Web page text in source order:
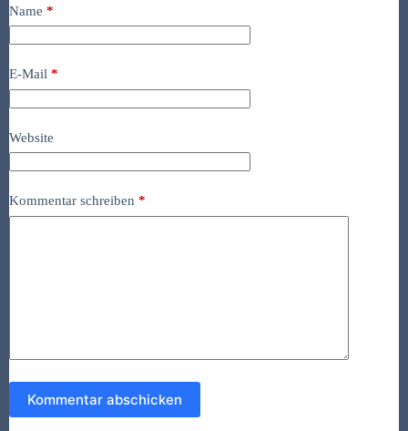
Name *
E-Mail *
Website
Kommentar schreiben *
Kommentar abschicken